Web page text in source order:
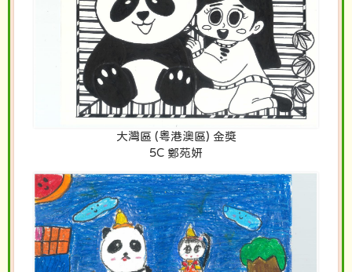
大灣區 (粵港澳區) 金獎
5C 鄭苑妍